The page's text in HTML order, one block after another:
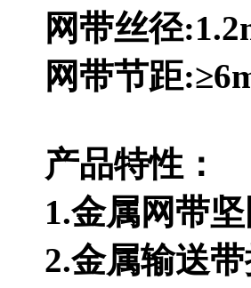
网带丝径
网带节距
产品特性：
1.金属网带
2.金属输送